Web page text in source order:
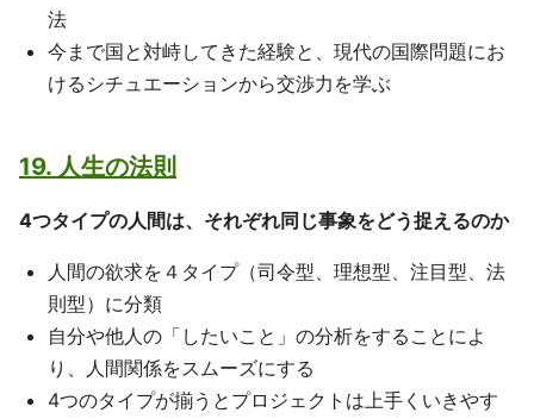
法
今まで国と対峙してきた経験と、現代の国際問題にお
けるシチュエーションから交渉力を学ぶ
19. 人生の法則
4つタイプの人間は、それぞれ同じ事象をどう捉えるのか
人間の欲求を４タイプ（司令型、理想型、注目型、法
則型）に分類
自分や他人の「したいこと」の分析をすることによ
り、人間関係をスムーズにする
4つのタイプが揃うとプロジェクトは上手くいきやす